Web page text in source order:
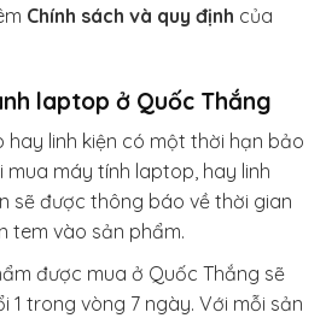
Chính sách và quy định của
laptop ở Quốc Thắng
hay linh kiện có một thời hạn bảo
mua máy tính laptop, hay linh
sẽ được thông báo về thời gian
tem vào sản phẩm.
được mua ở Quốc Thắng sẽ
1 trong vòng 7 ngày. Với mỗi sản